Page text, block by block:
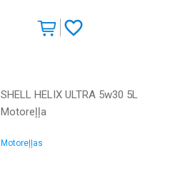
SHELL HELIX ULTRA 5w30 5L
Motoreļļa
Motoreļļas